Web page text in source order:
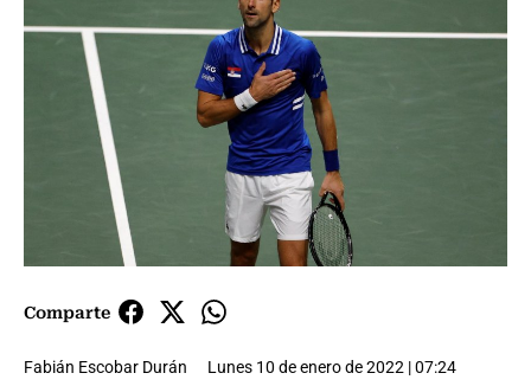
Comparte
Fabián Escobar Durán Lunes 10 de enero de 2022 | 07:24